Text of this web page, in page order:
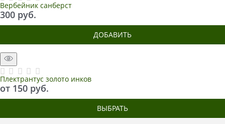
Вербейник санберст
300 руб.
ДОБАВИТЬ
Плектрантус золото инков
от 150 руб.
ВЫБРАТЬ